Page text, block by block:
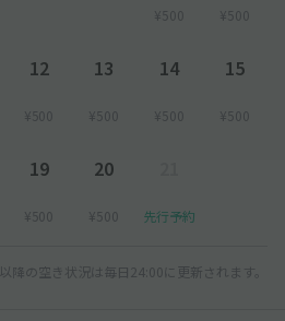
¥500 ¥500
12
¥500
13
¥500
14
¥500
15
¥500
19
¥500
20
¥500 先行予約
以降の空き状況は毎日24:00に更新されます。